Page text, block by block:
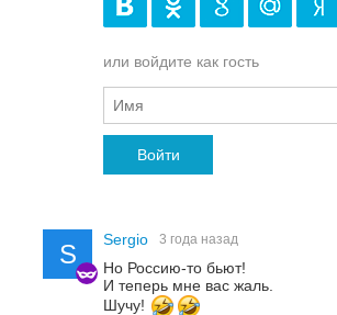
или войдите как гость
Войти
S Sergio 3 года назад
Но Россию-то бьют!
И теперь мне вас жаль.
Шучу!